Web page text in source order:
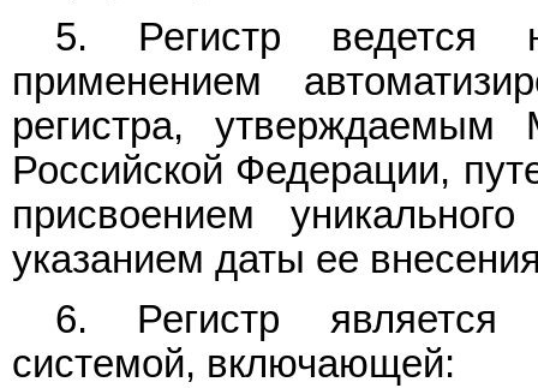
5. Регистр ведется
применением
регистра, утверждаемым
Российской Федерации,
присвоением
указанием даты ее
6. Регистр является
системой, включающей: